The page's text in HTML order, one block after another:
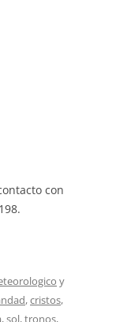
con
y
,cristos,
,sol,tronos,